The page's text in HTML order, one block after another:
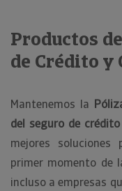
Productos
de Crédito y
Mantenemos la
del seguro de
mejores soluciones
primer momento de
incluso a empresas